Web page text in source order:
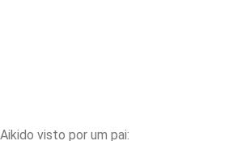
Aikido visto por um pai: